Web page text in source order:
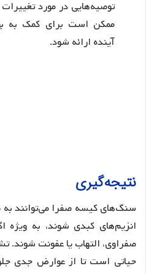
توصیه‌هایی در مورد
ممکن است برای کمک به
آینده ارائه شود.
نتیجه‌گیری
سنگ‌های کیسه صفرا می‌توانند
انزیم‌های کبدی شوند، به ویژه
صفراوی، التهاب یا عفونت
حیاتی است تا از عوارض جدی